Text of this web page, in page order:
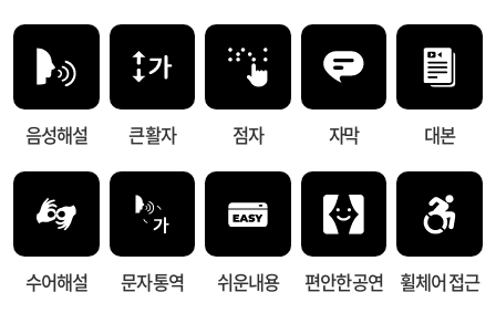
음성해설 큰 활자 점자 자막 대본
수어해설 문자 통역 쉬운내용 편안한 공연 휠체어 접근